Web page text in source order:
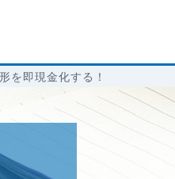
を即現金化する！